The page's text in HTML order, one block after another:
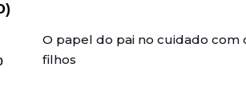
O papel do pai no cuidado com
filhos